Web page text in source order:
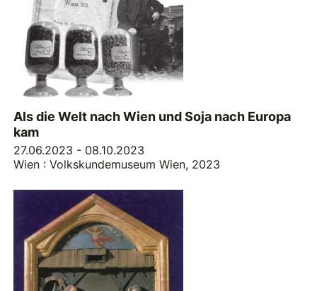
Als die Welt nach Wien und Soja nach Europa
kam
27.06.2023 - 08.10.2023
Wien : Volkskundemuseum Wien, 2023